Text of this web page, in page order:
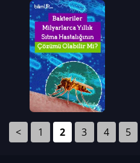
< 1 2 3 4 5